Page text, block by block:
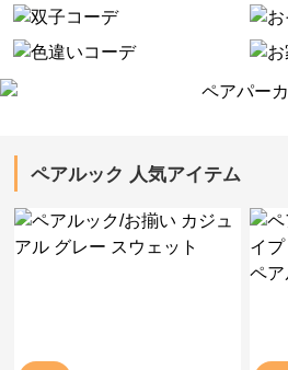
ペアルック 人気アイテム